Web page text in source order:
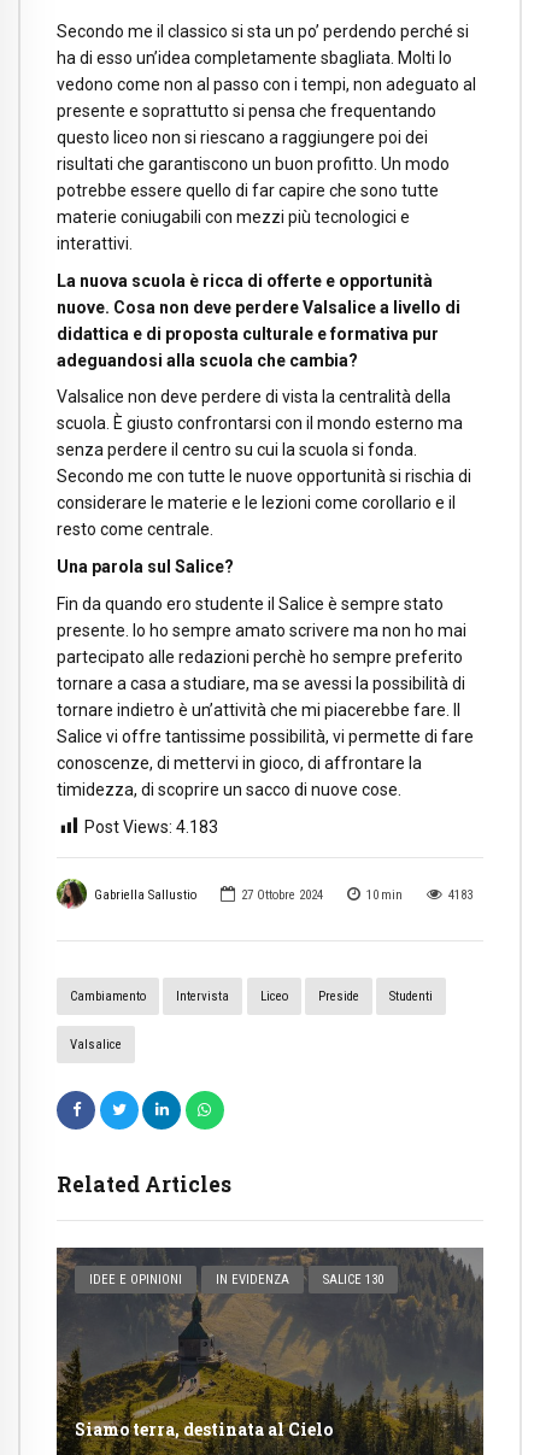
Gabriella Sallustio 27 Ottobre 2024 10 min 4183
Cambiamento Intervista Liceo Preside Studenti
Valsalice
Related Articles
IDEE E OPINIONI IN EVIDENZA SALICE 130
Siamo terra, destinata al Cielo
Secondo me il classico si sta un po’ perdendo perché si
ha di esso un’idea completamente sbagliata. Molti lo
vedono come non al passo con i tempi, non adeguato al
presente e soprattutto si pensa che frequentando
questo liceo non si riescano a raggiungere poi dei
risultati che garantiscono un buon profitto. Un modo
potrebbe essere quello di far capire che sono tutte
materie coniugabili con mezzi più tecnologici e
interattivi.
La nuova scuola è ricca di offerte e opportunità
nuove. Cosa non deve perdere Valsalice a livello di
didattica e di proposta culturale e formativa pur
adeguandosi alla scuola che cambia?
Valsalice non deve perdere di vista la centralità della
scuola. È giusto confrontarsi con il mondo esterno ma
senza perdere il centro su cui la scuola si fonda.
Secondo me con tutte le nuove opportunità si rischia di
considerare le materie e le lezioni come corollario e il
resto come centrale.
Una parola sul Salice?
Fin da quando ero studente il Salice è sempre stato
presente. Io ho sempre amato scrivere ma non ho mai
partecipato alle redazioni perchè ho sempre preferito
tornare a casa a studiare, ma se avessi la possibilità di
tornare indietro è un’attività che mi piacerebbe fare. Il
Salice vi offre tantissime possibilità, vi permette di fare
conoscenze, di mettervi in gioco, di affrontare la
timidezza, di scoprire un sacco di nuove cose.
Post Views: 4.183